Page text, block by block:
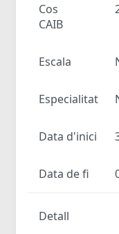
Cos
CAIB
Escala
Especialitat
Data d'inici
Data de fi
Detall